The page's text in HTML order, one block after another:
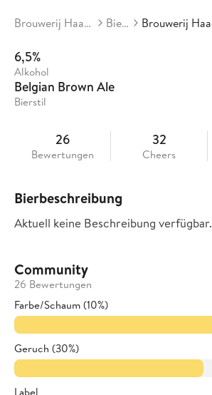
Brouwerij Haacht Biere
6,5%
Alkohol
Belgian Brown Ale
Bierstil
26
Bewertungen
32
Cheers
Bierbeschreibung
Aktuell keine Beschreibung verfügbar.
Community
26 Bewertungen
Farbe/Schaum (10%)
Geruch (30%)
Label